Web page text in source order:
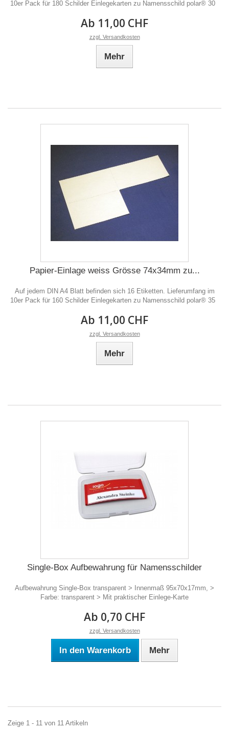
10er Pack für 180 Schilder Einlegekarten zu Namensschild polar® 30
Ab 11,00 CHF
zzgl. Versandkosten
Mehr
Papier-Einlage weiss Grösse 74x34mm zu...
Auf jedem DIN A4 Blatt befinden sich 16 Etiketten. Lieferumfang im
10er Pack für 160 Schilder Einlegekarten zu Namensschild polar® 35
Ab 11,00 CHF
zzgl. Versandkosten
Mehr
Single-Box Aufbewahrung für Namensschilder
Aufbewahrung Single-Box transparent > Innenmaß 95x70x17mm, >
Farbe: transparent > Mit praktischer Einlege-Karte
Ab 0,70 CHF
zzgl. Versandkosten
In den Warenkorb Mehr
Zeige 1 - 11 von 11 Artikeln